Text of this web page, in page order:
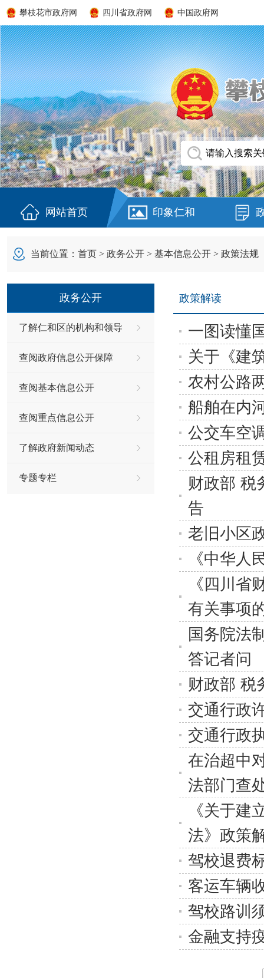
攀枝花市政府网 四川省政府网 中国政府网
网站首页 印象仁和
当前位置： 首页 > 政务公开 > 基本信息公开 > 政策法规
政务公开
了解仁和区的机构和领导
查阅政府信息公开保障
查阅基本信息公开
查阅重点信息公开
了解政府新闻动态
专题专栏
政策解读
一图读懂
关于《建
农村公路
船舶在内
公交车空
公租房租
财政部 税
告
老旧小区
《中华人
《四川省
有关事项
国务院法
答记者问
财政部 税
交通行政
交通行政
在治超中
法部门查
《关于建
法》政策
驾校退费
客运车辆
驾校路训
金融支持